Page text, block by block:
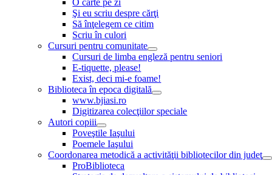
O carte pe zi
Şi eu scriu despre cărţi
Să înţelegem ce citim
Scriu în culori
Cursuri pentru comunitate
Cursuri de limba engleză pentru seniori
E-tiquette, please!
Exist, deci mi-e foame!
Biblioteca în epoca digitală
www.bjiasi.ro
Digitizarea colecţiilor speciale
Autori copiii
Poveştile Iaşului
Poemele Iaşului
Coordonarea metodică a activităţii bibliotecilor din judeţ
ProBiblioteca